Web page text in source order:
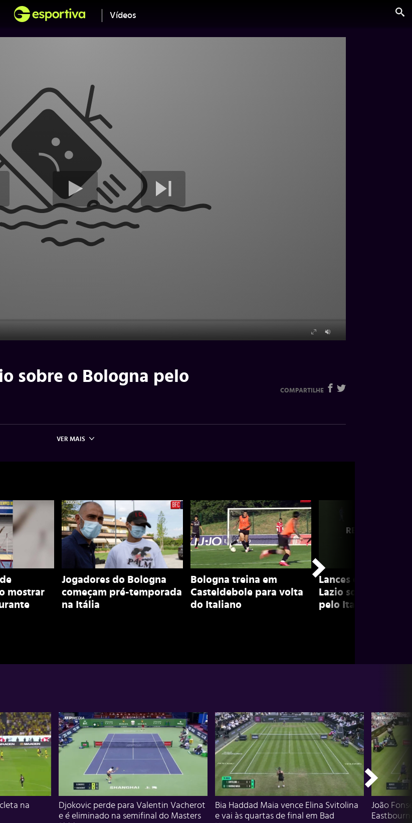
Vídeos
sobre o Bologna pelo
COMPARTILHE
VER MAIS
mostrar
Jogadores do Bologna
começam pré-temporada
na Itália
Bologna treina em
Casteldebole para volta
do Italiano
Lances da vitória
Lazio sobre o
pelo Italiano
na
Djokovic perde para Valentin Vacherot
e é eliminado na semifinal do Masters
Bia Haddad Maia vence Elina Svitolina
e vai às quartas de final em Bad
João